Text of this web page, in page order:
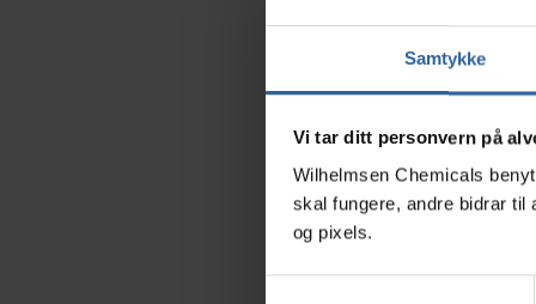
Samtykke
Vi tar ditt personvern på
Wilhelmsen Chemicals
skal fungere, andre bidrar til
og pixels.
utepeis og
Blåtind
luktsvak,
Blåtind Fin
skorstein,